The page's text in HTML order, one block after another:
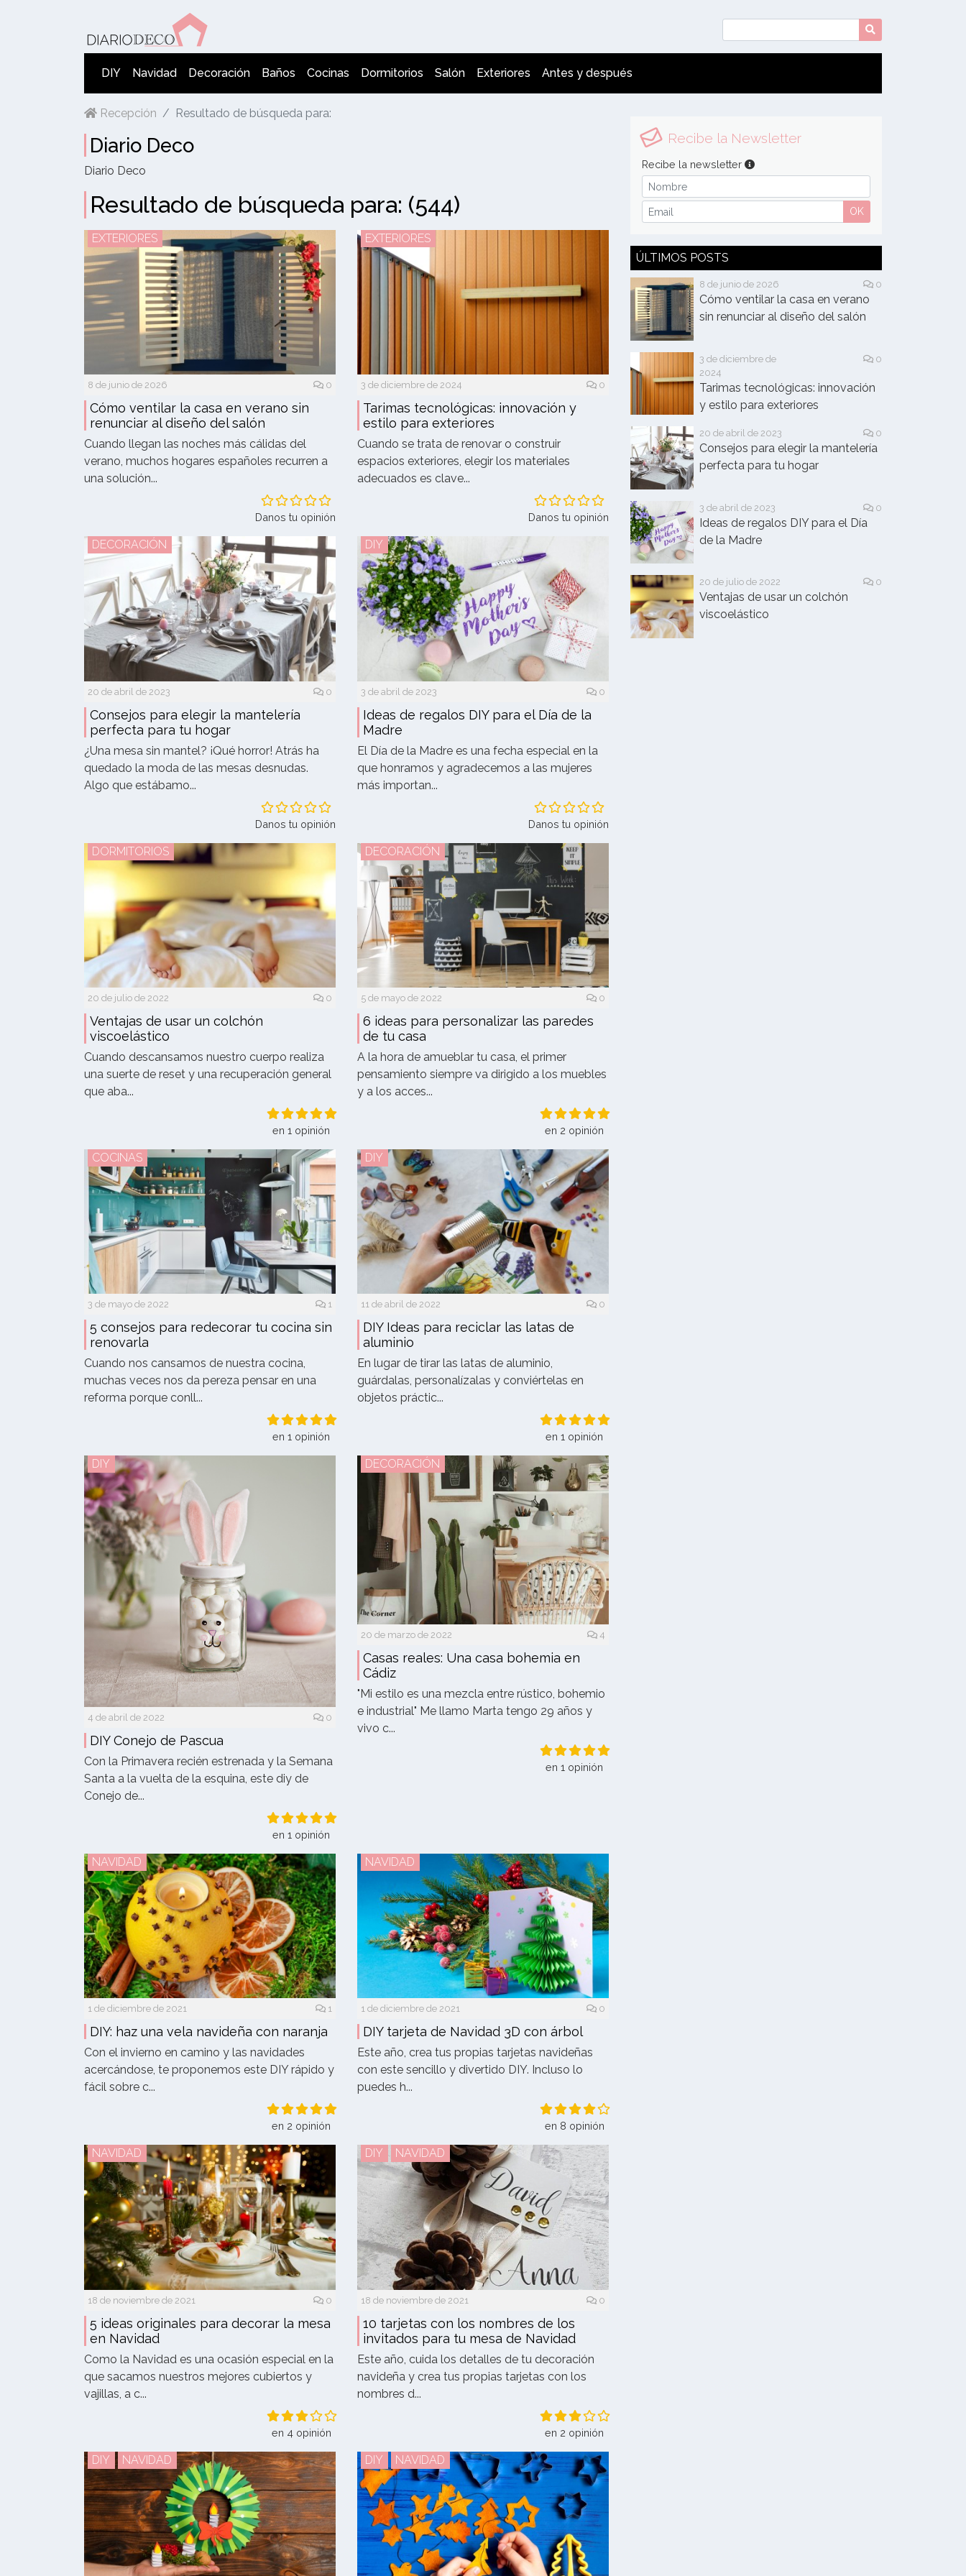
DIY Navidad Decoración Baños Cocinas Dormitorios Salón Exteriores Antes y después
Recepción Resultado de búsqueda para:
Diario Deco
Diario Deco
Resultado de búsqueda para: (544)
EXTERIORES
8 de junio de 2026 0
Cómo ventilar la casa en verano sin
renunciar al diseño del salón
Cuando llegan las noches más cálidas del
verano, muchos hogares españoles recurren a
una solución...
Danos tu opinión
EXTERIORES
3 de diciembre de 2024 0
Tarimas tecnológicas: innovación y
estilo para exteriores
Cuando se trata de renovar o construir
espacios exteriores, elegir los materiales
adecuados es clave...
Danos tu opinión
DECORACIÓN
20 de abril de 2023 0
Consejos para elegir la mantelería
perfecta para tu hogar
¿Una mesa sin mantel? ¡Qué horror! Atrás ha
quedado la moda de las mesas desnudas.
Algo que estábamo...
Danos tu opinión
DIY
3 de abril de 2023 0
Ideas de regalos DIY para el Día de la
Madre
El Día de la Madre es una fecha especial en la
que honramos y agradecemos a las mujeres
más importan...
Danos tu opinión
DORMITORIOS
20 de julio de 2022 0
Ventajas de usar un colchón
viscoelástico
Cuando descansamos nuestro cuerpo realiza
una suerte de reset y una recuperación general
que aba...
en 1 opinión
DECORACIÓN
5 de mayo de 2022 0
6 ideas para personalizar las paredes
de tu casa
A la hora de amueblar tu casa, el primer
pensamiento siempre va dirigido a los muebles
y a los acces...
en 2 opinión
COCINAS
3 de mayo de 2022 1
5 consejos para redecorar tu cocina sin
renovarla
Cuando nos cansamos de nuestra cocina,
muchas veces nos da pereza pensar en una
reforma porque conll...
en 1 opinión
DIY
11 de abril de 2022 0
DIY Ideas para reciclar las latas de
aluminio
En lugar de tirar las latas de aluminio,
guárdalas, personalízalas y conviértelas en
objetos práctic...
en 1 opinión
DIY
4 de abril de 2022 0
DIY Conejo de Pascua
Con la Primavera recién estrenada y la Semana
Santa a la vuelta de la esquina, este diy de
Conejo de...
en 1 opinión
DECORACIÓN
20 de marzo de 2022 4
Casas reales: Una casa bohemia en
Cádiz
"Mi estilo es una mezcla entre rústico, bohemio
e industrial" Me llamo Marta tengo 29 años y
vivo c...
en 1 opinión
NAVIDAD
1 de diciembre de 2021 1
DIY: haz una vela navideña con naranja
Con el invierno en camino y las navidades
acercándose, te proponemos este DIY rápido y
fácil sobre c...
en 2 opinión
NAVIDAD
1 de diciembre de 2021 0
DIY tarjeta de Navidad 3D con árbol
Este año, crea tus propias tarjetas navideñas
con este sencillo y divertido DIY. Incluso lo
puedes h...
en 8 opinión
NAVIDAD
18 de noviembre de 2021 0
5 ideas originales para decorar la mesa
en Navidad
Como la Navidad es una ocasión especial en la
que sacamos nuestros mejores cubiertos y
vajillas, a c...
en 4 opinión
DIY NAVIDAD
18 de noviembre de 2021 0
10 tarjetas con los nombres de los
invitados para tu mesa de Navidad
Este año, cuida los detalles de tu decoración
navideña y crea tus propias tarjetas con los
nombres d...
en 2 opinión
DIY NAVIDAD DIY NAVIDAD
Recibe la Newsletter
Recibe la newsletter
OK
ÚLTIMOS POSTS
8 de junio de 2026 0
Cómo ventilar la casa en verano
sin renunciar al diseño del salón
3 de diciembre de
2024
0
Tarimas tecnológicas: innovación
y estilo para exteriores
20 de abril de 2023 0
Consejos para elegir la mantelería
perfecta para tu hogar
3 de abril de 2023 0
Ideas de regalos DIY para el Día
de la Madre
20 de julio de 2022 0
Ventajas de usar un colchón
viscoelástico